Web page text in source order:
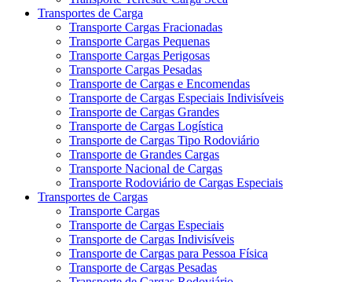
Transportes de Carga
Transporte Cargas Fracionadas
Transporte Cargas Pequenas
Transporte Cargas Perigosas
Transporte Cargas Pesadas
Transporte de Cargas e Encomendas
Transporte de Cargas Especiais Indivisíveis
Transporte de Cargas Grandes
Transporte de Cargas Logística
Transporte de Cargas Tipo Rodoviário
Transporte de Grandes Cargas
Transporte Nacional de Cargas
Transporte Rodoviário de Cargas Especiais
Transportes de Cargas
Transporte Cargas
Transporte de Cargas Especiais
Transporte de Cargas Indivisíveis
Transporte de Cargas para Pessoa Física
Transporte de Cargas Pesadas